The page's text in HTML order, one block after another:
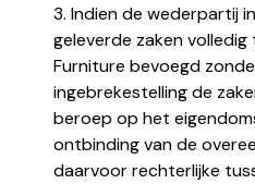
3. Indien de wederpartij
geleverde zaken volledig
Furniture bevoegd
ingebrekestelling de
beroep op het
ontbinding van de
daarvoor rechterlijke